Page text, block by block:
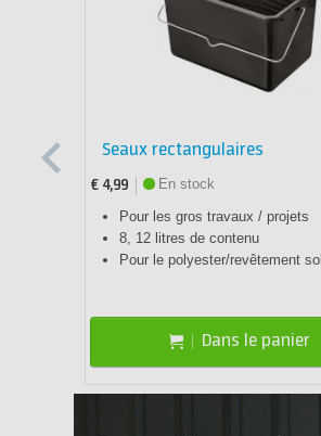
Seaux rectangulaires
€ 4,99
En stock
Pour les gros travaux / projets
8, 12 litres de contenu
Pour le polyester/revêtement sol
Dans le panier